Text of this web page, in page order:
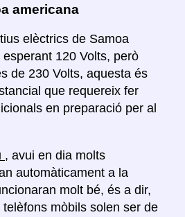
americana
elèctrics de Samoa
120 Volts, però
de 230 Volts, aquesta és
que requereix fer
en preparació per al
, avui en dia molts
automàticament a la
molt bé, és a dir,
mòbils solen ser de